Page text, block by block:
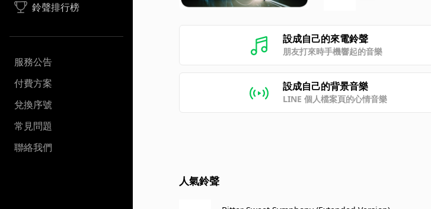
鈴聲排行榜
服務公告
付費方案
兌換序號
常見問題
聯絡我們
設成自己的來電鈴聲
朋友打來時手機響起的音樂
設成自己的背景音樂
LINE 個人檔案頁的心情音樂
人氣鈴聲